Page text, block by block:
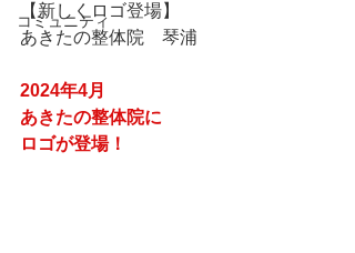
コミュニティ
【新しくロゴ登場】
あきたの整体院　琴浦
2024年4月
あきたの整体院に
ロゴが登場！